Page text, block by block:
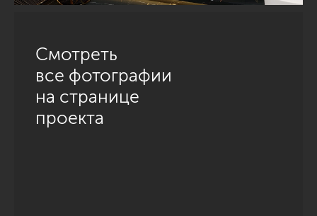
Смотреть
все фотографии
на странице
проекта